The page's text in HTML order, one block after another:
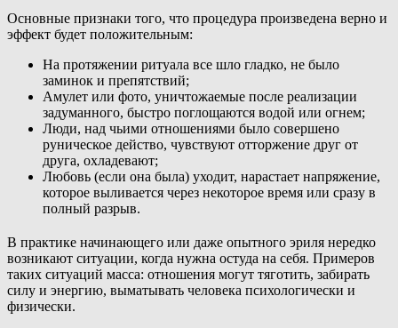
Основные признаки того, что процедура произведена верно и
эффект будет положительным:
На протяжении ритуала все шло гладко, не было
заминок и препятствий;
Амулет или фото, уничтожаемые после реализации
задуманного, быстро поглощаются водой или огнем;
Люди, над чьими отношениями было совершено
руническое действо, чувствуют отторжение друг от
друга, охладевают;
Любовь (если она была) уходит, нарастает напряжение,
которое выливается через некоторое время или сразу в
полный разрыв.
В практике начинающего или даже опытного эриля нередко
возникают ситуации, когда нужна остуда на себя. Примеров
таких ситуаций масса: отношения могут тяготить, забирать
силу и энергию, выматывать человека психологически и
физически.